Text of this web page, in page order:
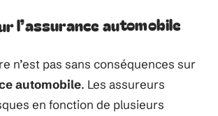
l’assurance automobile
n’est pas sans conséquences sur
automobile. Les assureurs
en fonction de plusieurs